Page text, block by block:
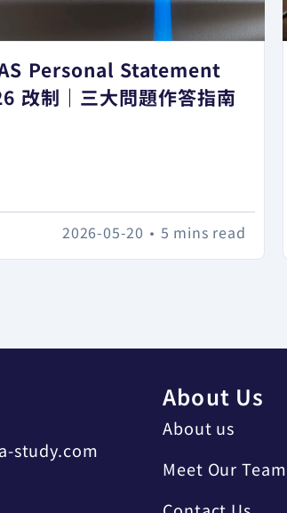
Personal Statement
改制｜三大問題作答指南
5 mins read
•
2026-05-20
study.com
About Us
About us
Meet Our Team